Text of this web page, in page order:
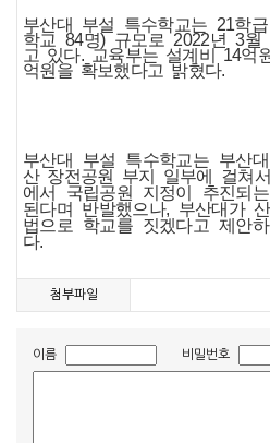
부산대 부설 특수학교는 21학
학교 84명) 규모로 2022년 3
고 있다. 교육부는 설계비 14억
억원을 확보했
부산대 부설 특수학교는 부산
산 장전공원 부지 일부에 걸쳐
에서 국립공원 지정이 추진되
된다며 반발했으나, 부산대가
법으로 학교를 짓겠다고 제안
다.
첨부파일
이름 비밀번호